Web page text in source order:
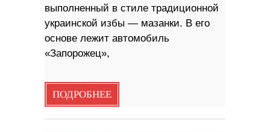
выполненный в стиле традиционной
украинской избы — мазанки. В его
основе лежит автомобиль
«Запорожец»,
ПОДРОБНЕЕ